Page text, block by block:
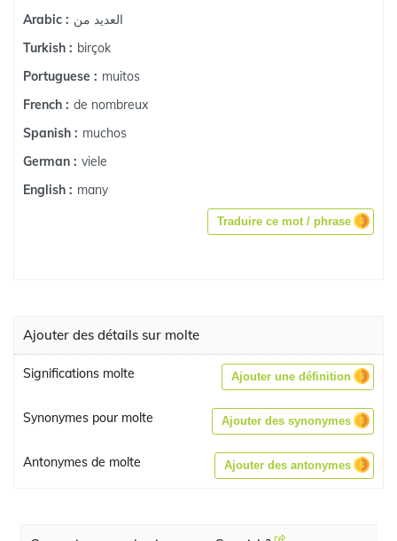
Arabic : العديد من
Turkish : birçok
Portuguese : muitos
French : de nombreux
Spanish : muchos
German : viele
English : many
Traduire ce mot / phrase
Ajouter des détails sur molte
Significations molte Ajouter une définition
Synonymes pour molte Ajouter des synonymes
Antonymes de molte Ajouter des antonymes